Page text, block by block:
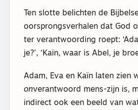
Ten slotte belichten de
oorsprongsverhalen dat God
ter verantwoording roept:
je?’, ‘Kaïn, waar is Abel, je
Adam, Eva en Kaïn laten zien
onverantwoord mens-zijn is,
indirect ook een beeld van